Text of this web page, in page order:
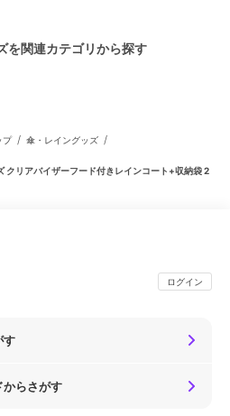
を関連カテゴリから探す
プ/ 傘・レイングッズ /
クリアバイザーフード付きレインコート+収納袋 2
ログイン
す
からさがす